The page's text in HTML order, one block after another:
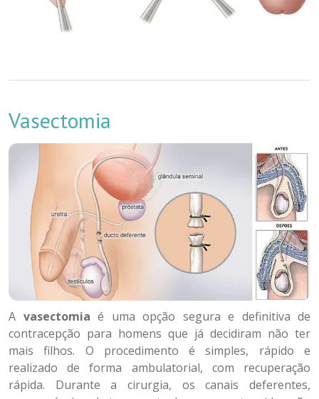
Vasectomia
A vasectomia é uma opção segura e definitiva de
contracepção para homens que já decidiram não ter
mais filhos. O procedimento é simples, rápido e
realizado de forma ambulatorial, com recuperação
rápida. Durante a cirurgia, os canais deferentes,